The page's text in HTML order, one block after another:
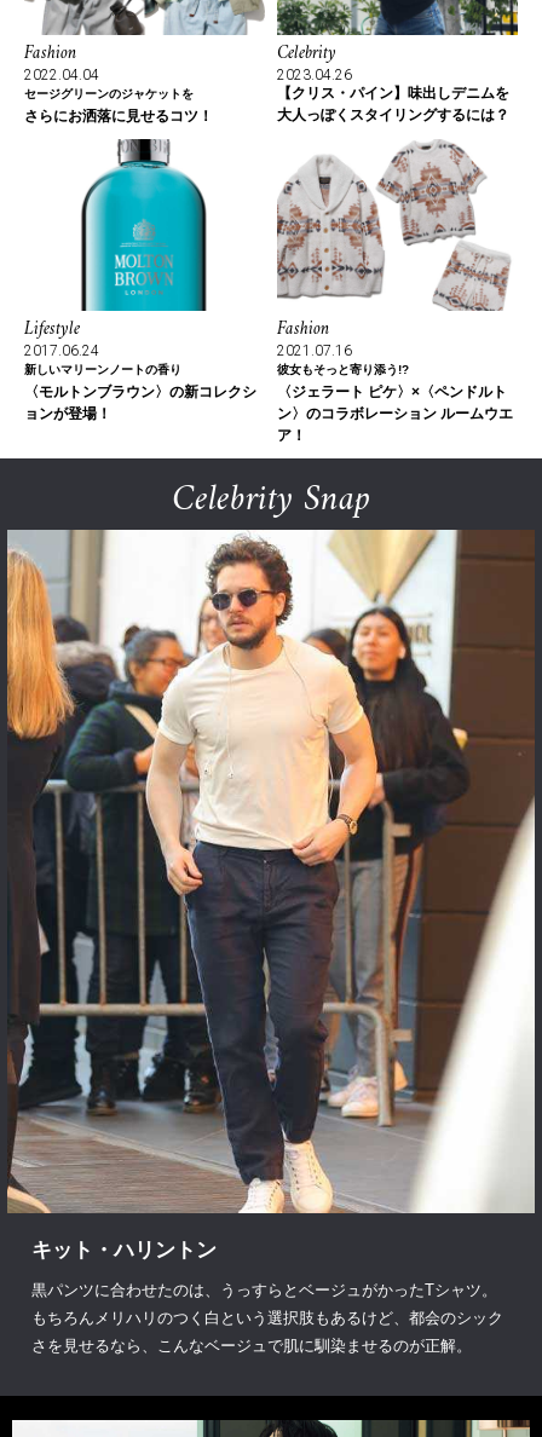
Fashion
2022.04.04
セージグリーンのジャケットを
さらにお洒落に見せるコツ！
Celebrity
2023.04.26
【クリス・パイン】味出しデニムを
大人っぽくスタイリングするには？
Lifestyle
2017.06.24
新しいマリーンノートの香り
〈モルトンブラウン〉の新コレクシ
ョンが登場！
Fashion
2021.07.16
彼女もそっと寄り添う!?
〈ジェラート ピケ〉×〈ペンドルト
ン〉のコラボレーション ルームウエ
ア！
Celebrity Snap
キット・ハリントン
黒パンツに合わせたのは、うっすらとベージュがかったTシャツ。
もちろんメリハリのつく白という選択肢もあるけど、都会のシック
さを見せるなら、こんなベージュで肌に馴染ませるのが正解。